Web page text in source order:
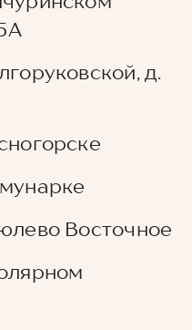
д.
Восточное